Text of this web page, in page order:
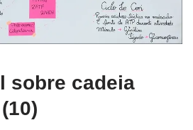
sobre cadeia